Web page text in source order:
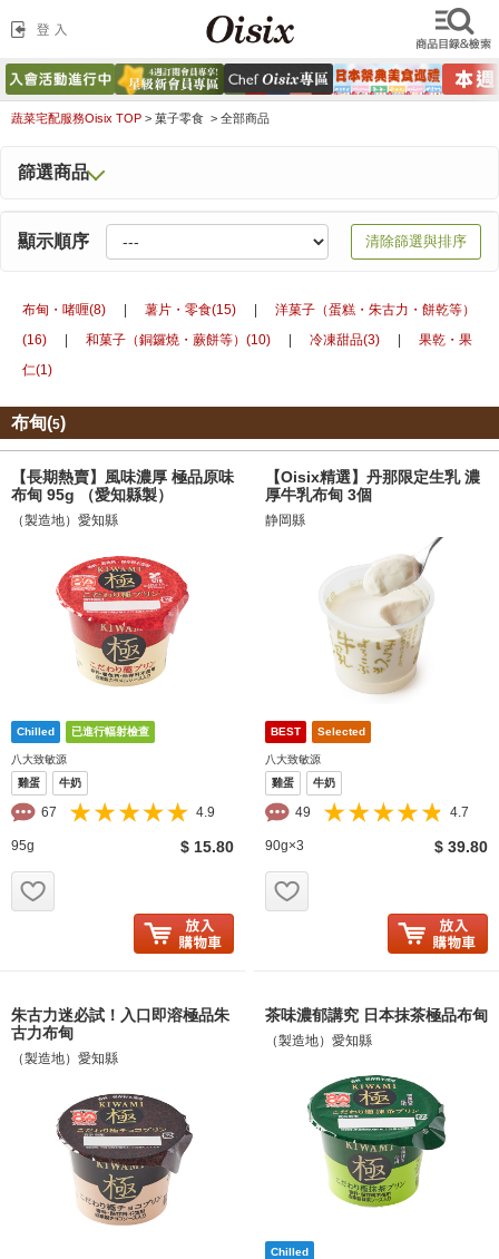
蔬菜宅配服務Oisix TOP > 菓子零食 > 全部商品
篩選商品
顯示順序 清除篩選與排序
布甸・啫喱(8) 薯片・零食(15)
洋菓子（蛋糕・朱古力・餅乾等）
(16)
和菓子（銅鑼燒・蕨餅等）(10) 冷凍甜品(3)
果乾・果
仁(1)
布甸(5)
【長期熱賣】風味濃厚 極品原味
布甸 95g （愛知縣製）
（製造地）愛知縣
八大致敏源
雞蛋
牛奶
67 4.9
95g $ 15.80
【Oisix精選】丹那限定生乳 濃
厚牛乳布甸 3個
静岡縣
八大致敏源
雞蛋
牛奶
49 4.7
90g×3 $ 39.80
朱古力迷必試！入口即溶極品朱
古力布甸
（製造地）愛知縣
茶味濃郁講究 日本抹茶極品布甸
（製造地）愛知縣